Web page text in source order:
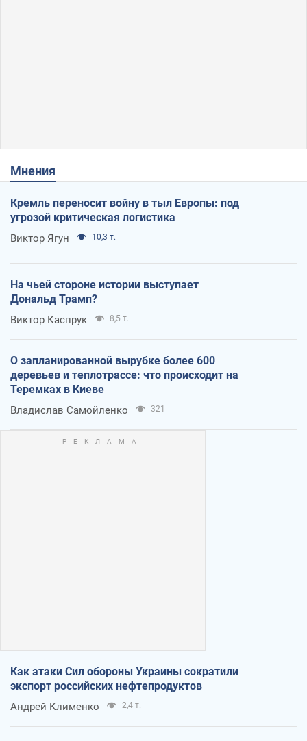
Мнения
Кремль переносит войну в тыл Европы: под
угрозой критическая логистика
Виктор Ягун 10,3 т.
На чьей стороне истории выступает
Дональд Трамп?
Виктор Каспрук 8,5 т.
О запланированной вырубке более 600
деревьев и теплотрассе: что происходит на
Теремках в Киеве
Владислав Самойленко 321
Как атаки Сил обороны Украины сократили
экспорт российских нефтепродуктов
Андрей Клименко 2,4 т.